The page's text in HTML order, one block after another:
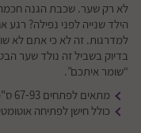
לא רק שער. שכבת הגנה
הילד שנייה לפני נפילה?
למדרגות. זה לא כי אתם לא
“שומר איתכם”.
מתאים לפתחים 67-93 ס"מ
כולל חישן לפתיחה